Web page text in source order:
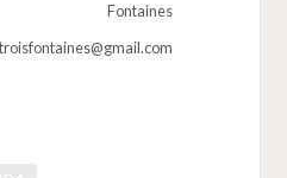
Fontaines